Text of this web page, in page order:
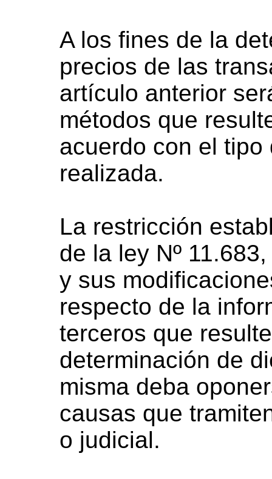
A los fines de la
precios de las
artículo anterior
métodos que
acuerdo con el tipo
realizada.
La restricción
de la ley Nº
y sus
respecto de la
terceros que
determinación de
misma deba
causas que
o judicial.